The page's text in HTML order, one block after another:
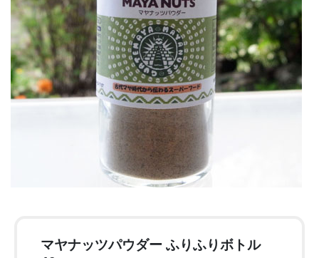
マヤナッツパウダー ふりふりボトル